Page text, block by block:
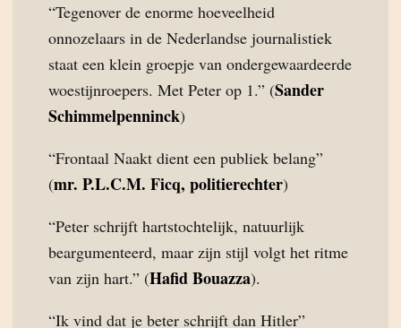
“Tegenover de enorme hoeveelheid
onnozelaars in de Nederlandse journalistiek
staat een klein groepje van ondergewaardeerde
woestijnroepers. Met Peter op 1.” (Sander
Schimmelpenninck)
“Frontaal Naakt dient een publiek belang”
(mr. P.L.C.M. Ficq, politierechter)
“Peter schrijft hartstochtelijk, natuurlijk
beargumenteerd, maar zijn stijl volgt het ritme
van zijn hart.” (Hafid Bouazza).
“Ik vind dat je beter schrijft dan Hitler”